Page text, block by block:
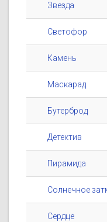
Звезда
Светофор
Камень
Маскарад
Бутерброд
Детектив
Пирамида
Солнечное
Сердце